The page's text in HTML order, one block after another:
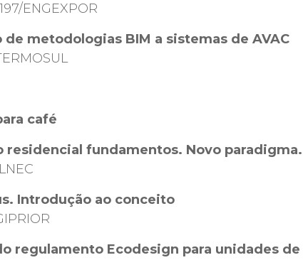
ENGEXPOR
de metodologias BIM a sistemas de AVAC
café
residencial fundamentos. Novo paradigma.
Introdução ao conceito
regulamento Ecodesign para unidades de